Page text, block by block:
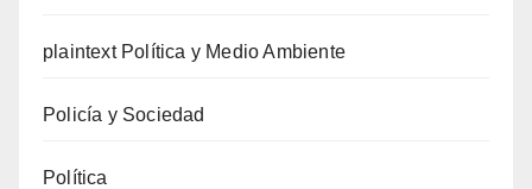
plaintext Política y Medio Ambiente
Policía y Sociedad
Política